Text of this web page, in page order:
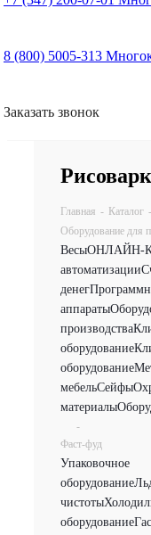
8 (800) 5005-313
Заказать звонок
Главная - Каталог -
Оборудование для
ВесыОНЛАЙН-
автоматизации
денег
аппараты
производства
оборудование
оборудование
мебельСейфы
материалы
-
Фаст-фуд
Упаковочное
оборудование
чистоты
оборудование